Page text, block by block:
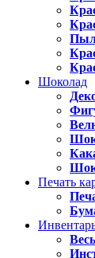
Шоколад
Печать